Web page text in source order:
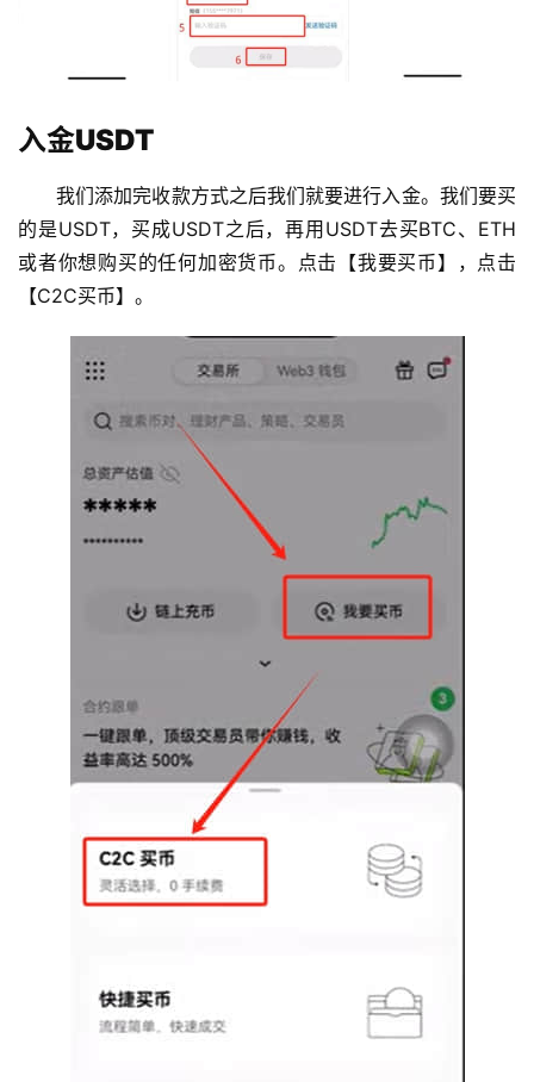
入金USDT
我们添加完收款方式之后我们就要进行入金。我们要买
的是USDT，买成USDT之后，再用USDT去买BTC、ETH
或者你想购买的任何加密货币。点击【我要买币】，点击
【C2C买币】。